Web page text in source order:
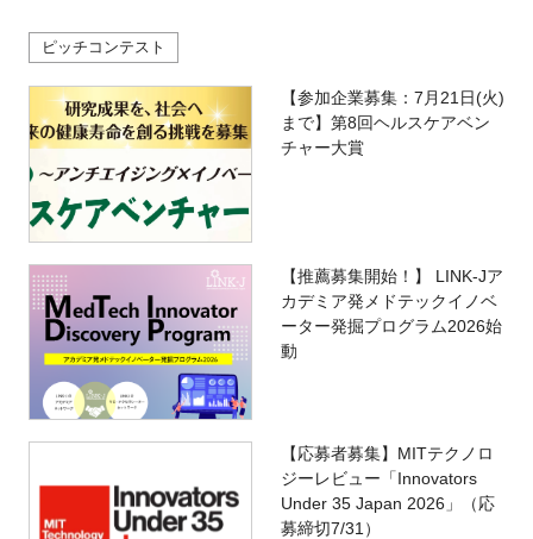
ピッチコンテスト
【参加企業募集：7月21日(火)
まで】第8回ヘルスケアベン
チャー大賞
【推薦募集開始！】 LINK-Jア
カデミア発メドテックイノベ
ーター発掘プログラム2026始
動
【応募者募集】MITテクノロ
ジーレビュー「Innovators
Under 35 Japan 2026」（応
募締切7/31）